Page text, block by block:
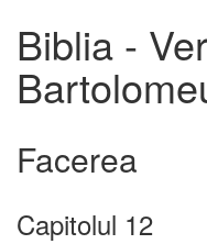
Biblia -
Facerea
Capitolul 12